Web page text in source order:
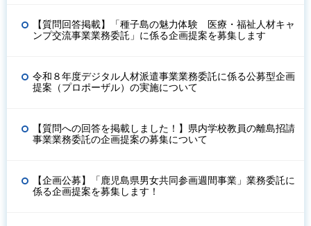
【質問回答掲載】「種子島の魅力体験 医療・福祉人材キャ
ンプ交流事業業務委託」に係る企画提案を募集します
令和８年度デジタル人材派遣事業業務委託に係る公募型企画
提案（プロポーザル）の実施について
【質問への回答を掲載しました！】県内学校教員の離島招請
事業業務委託の企画提案の募集について
【企画公募】「鹿児島県男女共同参画週間事業」業務委託に
係る企画提案を募集します！